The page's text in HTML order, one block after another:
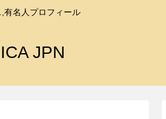
有名人プロフィール
JPN